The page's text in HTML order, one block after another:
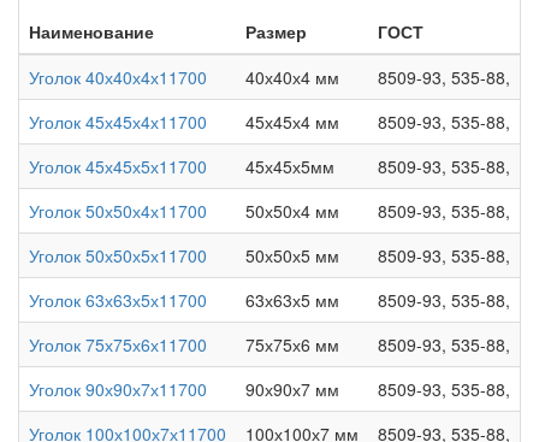
Наименование
Размер ГОСТ
Уголок 40х40х4х11700
40х40х4 мм 8509-93, 535-88,
Уголок 45х45х4х11700
45х45х4 мм 8509-93, 535-88,
Уголок 45х45х5х11700
45х45х5мм 8509-93, 535-88,
Уголок 50х50х4х11700
50х50х4 мм 8509-93, 535-88,
Уголок 50х50х5х11700
50х50х5 мм 8509-93, 535-88,
Уголок 63х63х5х11700
63х63х5 мм 8509-93, 535-88,
Уголок 75х75х6х11700
75х75х6 мм 8509-93, 535-88,
Уголок 90х90х7х11700
90х90х7 мм 8509-93, 535-88,
Уголок 100х100х7х11700
100х100х7 мм 8509-93, 535-88,